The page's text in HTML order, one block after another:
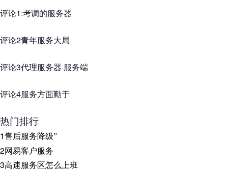
评论1:考调的服务器
评论2青年服务大局
评论3代理服务器 服务端
评论4服务方面勤于
热门排行
1售后服务降级”
2网易客户服务
3高速服务区怎么上班